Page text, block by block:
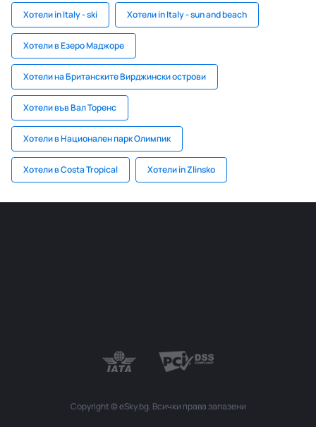
Хотели in Italy - ski Хотели in Italy - sun and beach
Хотели в Езеро Маджоре
Хотели на Британските Вирджински острови
Хотели във Вал Торенс
Хотели в Национален парк Олимпик
Хотели в Costa Tropical Хотели in Zlinsko
Copyright © eSky.bg. Всички права запазени